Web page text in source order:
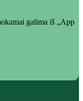
galima iš „App